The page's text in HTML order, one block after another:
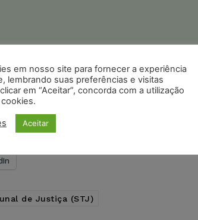
News
Brasil
Seguir no Google
de Justiça (STJ)
em nosso site para fornecer a experiência
lembrando suas preferências e visitas
em “Aceitar”, concorda com a utilização
Aceitar